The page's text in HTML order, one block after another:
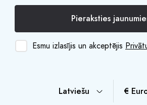
Pieraksties
Esmu izlasījis un akceptējis
Latviešu €